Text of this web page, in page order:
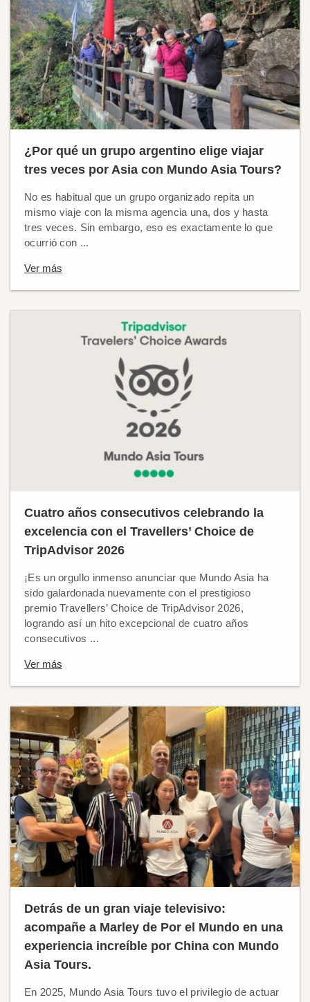
¿Por qué un grupo argentino elige viajar
tres veces por Asia con Mundo Asia Tours?
No es habitual que un grupo organizado repita un
mismo viaje con la misma agencia una, dos y hasta
tres veces. Sin embargo, eso es exactamente lo que
ocurrió con ...
Ver más
Cuatro años consecutivos celebrando la
excelencia con el Travellers’ Choice de
TripAdvisor 2026
¡Es un orgullo inmenso anunciar que Mundo Asia ha
sido galardonada nuevamente con el prestigioso
premio Travellers’ Choice de TripAdvisor 2026,
logrando así un hito excepcional de cuatro años
consecutivos ...
Ver más
Detrás de un gran viaje televisivo:
acompañe a Marley de Por el Mundo en una
experiencia increíble por China con Mundo
Asia Tours.
En 2025, Mundo Asia Tours tuvo el privilegio de actuar